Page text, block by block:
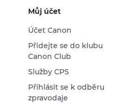
Můj účet
Účet Canon
Přidejte se do klubu
Canon Club
Služby CPS
Přihlásit se k odběru
zpravodaje